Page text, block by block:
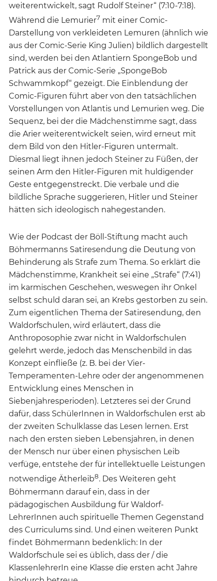
weiterentwickelt, sagt Rudolf Steiner“ (7:10-7:18).
Während die Lemurier7 mit einer Comic-
Darstellung von verkleideten Lemuren (ähnlich wie
aus der Comic-Serie King Julien) bildlich dargestellt
sind, werden bei den Atlantiern SpongeBob und
Patrick aus der Comic-Serie „SpongeBob
Schwammkopf“ gezeigt. Die Einblendung der
Comic-Figuren führt aber von den tatsächlichen
Vorstellungen von Atlantis und Lemurien weg. Die
Sequenz, bei der die Mädchenstimme sagt, dass
die Arier weiterentwickelt seien, wird erneut mit
dem Bild von den Hitler-Figuren untermalt.
Diesmal liegt ihnen jedoch Steiner zu Füßen, der
seinen Arm den Hitler-Figuren mit huldigender
Geste entgegenstreckt. Die verbale und die
bildliche Sprache suggerieren, Hitler und Steiner
hätten sich ideologisch nahegestanden.
Wie der Podcast der Böll-Stiftung macht auch
Böhmermanns Satiresendung die Deutung von
Behinderung als Strafe zum Thema. So erklärt die
Mädchenstimme, Krankheit sei eine „Strafe“ (7:41)
im karmischen Geschehen, weswegen ihr Onkel
selbst schuld daran sei, an Krebs gestorben zu sein.
Zum eigentlichen Thema der Satiresendung, den
Waldorfschulen, wird erläutert, dass die
Anthroposophie zwar nicht in Waldorfschulen
gelehrt werde, jedoch das Menschenbild in das
Konzept einfließe (z. B. bei der Vier-
Temperamenten-Lehre oder der angenommenen
Entwicklung eines Menschen in
Siebenjahresperioden). Letzteres sei der Grund
dafür, dass SchülerInnen in Waldorfschulen erst ab
der zweiten Schulklasse das Lesen lernen. Erst
nach den ersten sieben Lebensjahren, in denen
der Mensch nur über einen physischen Leib
verfüge, entstehe der für intellektuelle Leistungen
notwendige Ätherleib8. Des Weiteren geht
Böhmermann darauf ein, dass in der
pädagogischen Ausbildung für Waldorf-
LehrerInnen auch spirituelle Themen Gegenstand
des Curriculums sind. Und einen weiteren Punkt
findet Böhmermann bedenklich: In der
Waldorfschule sei es üblich, dass der / die
KlassenlehrerIn eine Klasse die ersten acht Jahre